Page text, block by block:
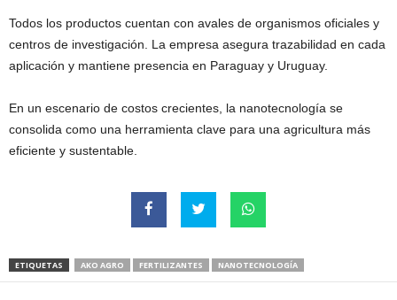
Todos los productos cuentan con avales de organismos oficiales y
centros de investigación. La empresa asegura trazabilidad en cada
aplicación y mantiene presencia en Paraguay y Uruguay.
En un escenario de costos crecientes, la nanotecnología se
consolida como una herramienta clave para una agricultura más
eficiente y sustentable.
ETIQUETAS AKO AGRO FERTILIZANTES NANOTECNOLOGÍA